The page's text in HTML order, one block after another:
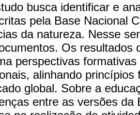
busca identificar e
pela Base Nacional
da natureza. Nesse
Os resultados
perspectivas
alinhando
global. Sobre a
entre as versões